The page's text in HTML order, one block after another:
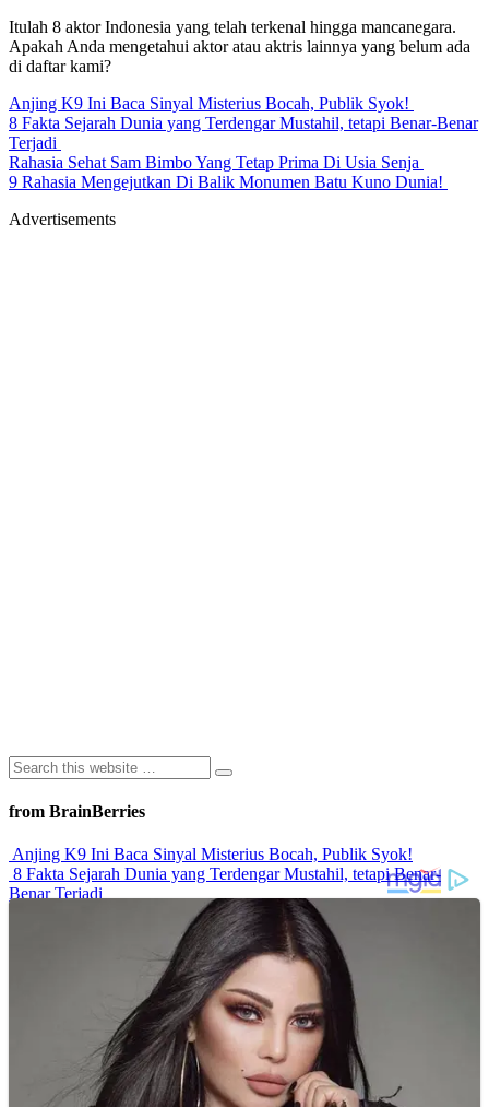
Itulah 8 aktor Indonesia yang telah terkenal hingga mancanegara.
Apakah Anda mengetahui aktor atau aktris lainnya yang belum ada
di daftar kami?
Anjing K9 Ini Baca Sinyal Misterius Bocah, Publik Syok!
8 Fakta Sejarah Dunia yang Terdengar Mustahil, tetapi Benar-Benar
Terjadi
Rahasia Sehat Sam Bimbo Yang Tetap Prima Di Usia Senja
9 Rahasia Mengejutkan Di Balik Monumen Batu Kuno Dunia!
Advertisements
from BrainBerries
Anjing K9 Ini Baca Sinyal Misterius Bocah, Publik Syok!
8 Fakta Sejarah Dunia yang Terdengar Mustahil, tetapi Benar-
Benar Terjadi
Rahasia Sehat Sam Bimbo Yang Tetap Prima Di Usia Senja
9 Rahasia Mengejutkan Di Balik Monumen Batu Kuno Dunia!
Inilah Cara Mendeteksi Kebohongan Lewat Gerakan Bibir!